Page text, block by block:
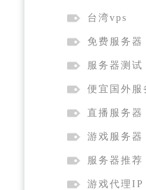
台湾vps
免费服务器
服务器测试
便宜国外服
直播服务器
游戏服务器
服务器推荐
游戏代理IP